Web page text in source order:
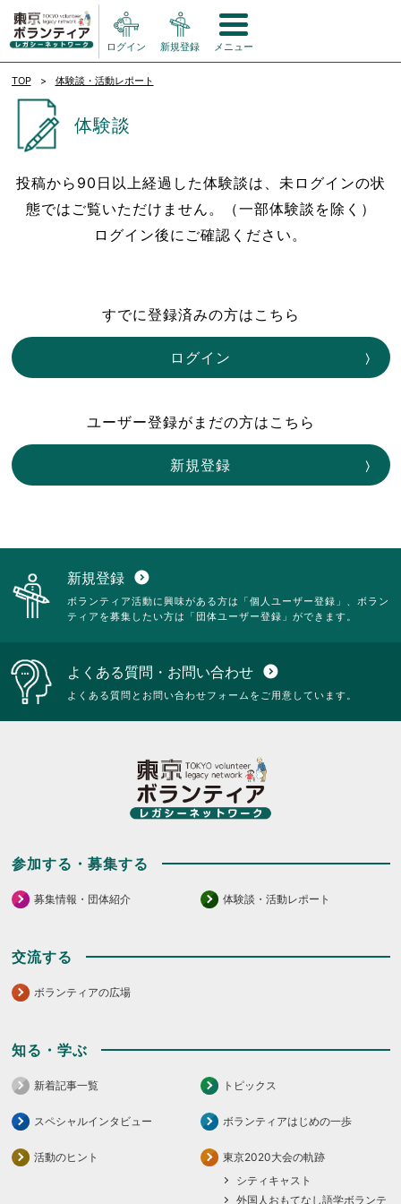
ログイン 新規登録 メニュー
TOP 体験談・活動レポート
体験談
投稿から90日以上経過した体験談は、未ログインの状
態ではご覧いただけません。（一部体験談を除く）
ログイン後にご確認ください。
すでに登録済みの方はこちら
ログイン
ユーザー登録がまだの方はこちら
新規登録
新規登録 expand_circle_down
ボランティア活動に興味がある方は「個人ユーザー登録」、ボラン
ティアを募集したい方は「団体ユーザー登録」ができます。
よくある質問・お問い合わせ expand_circle_down
よくある質問とお問い合わせフォームをご用意しています。
参加する・募集する
募集情報・団体紹介 体験談・活動レポート
交流する
ボランティアの広場
知る・学ぶ
新着記事一覧 トピックス
スペシャルインタビュー ボランティアはじめの一歩
活動のヒント
東京2020大会の軌跡
シティキャスト
外国人おもてなし語学ボランテ